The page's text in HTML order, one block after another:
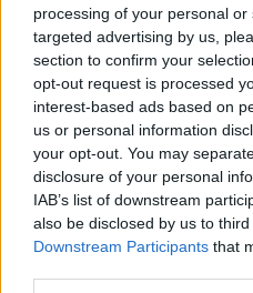
processing of your personal
targeted advertising by us,
section to confirm your
opt-out request is processed
interest-based ads based on
us or personal information
your opt-out. You may
disclosure of your personal
IAB’s list of downstream
also be disclosed by us to
Downstream Participants that
EVENTI
Cinque idee per
Lorenzo, tra
desideri da